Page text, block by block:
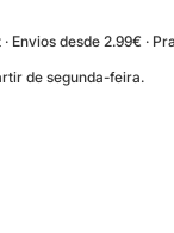
Envios desde 2.99€ ·
de segunda-feira.